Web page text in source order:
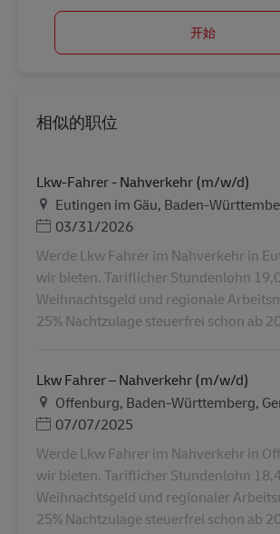
开始
相似的职位
Lkw-Fahrer - Nahverkehr (m/w/d)
地点Eutingen im Gäu, Baden-
Posted Date
03/31/2026
Werde Lkw Fahrer im Nahverkehr in
wir bieten. Tariflicher Stundenlohn
Weihnachtsgeld und regionale
25% Nachtzulage steuerfrei schon ab
Lkw Fahrer – Nahverkehr (m/w/d)
地点Offenburg, Baden-Württemberg,
Posted Date
07/07/2025
Werde Lkw Fahrer im Nahverkehr in
wir bieten. Tariflicher Stundenlohn
Weihnachtsgeld und regionaler
25% Nachtzulage steuerfrei schon ab